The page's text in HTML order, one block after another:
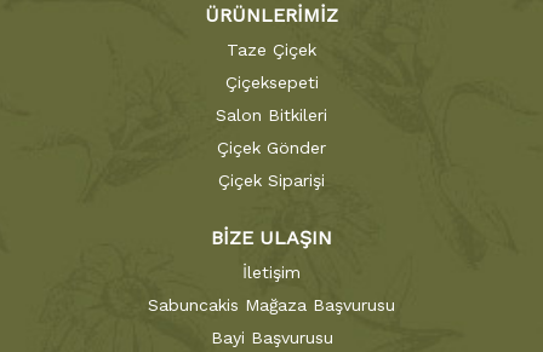
ÜRÜNLERİMİZ
Taze Çiçek
Çiçeksepeti
Salon Bitkileri
Çiçek Gönder
Çiçek Siparişi
BİZE ULAŞIN
İletişim
Sabuncakis Mağaza Başvurusu
Bayi Başvurusu